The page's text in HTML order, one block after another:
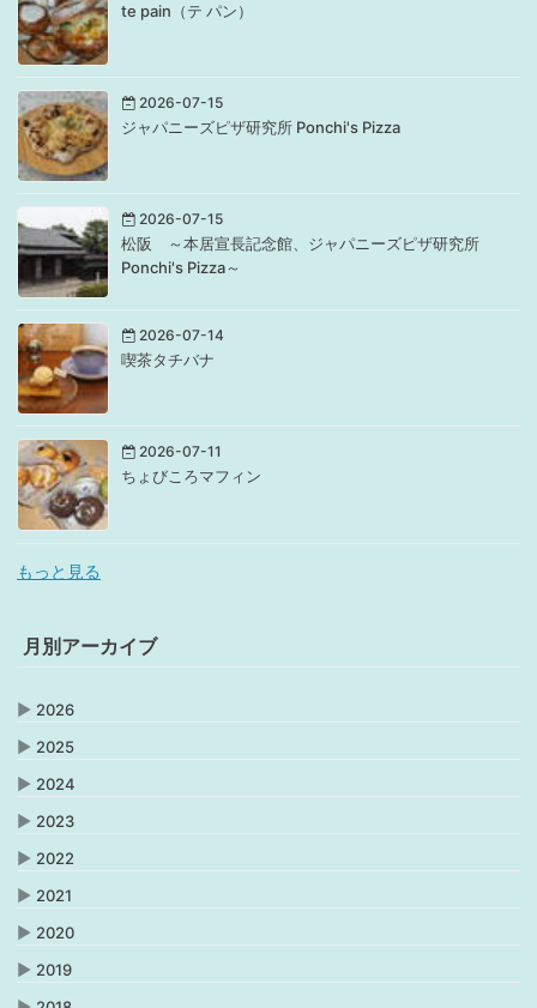
te pain（テ パン）
2026-07-15
ジャパニーズピザ研究所 Ponchi's Pizza
2026-07-15
松阪 ～本居宣長記念館、ジャパニーズピザ研究所
Ponchi's Pizza～
2026-07-14
喫茶タチバナ
2026-07-11
ちょびころマフィン
もっと見る
月別アーカイブ
▶ 2026
▶ 2025
▶ 2024
▶ 2023
▶ 2022
▶ 2021
▶ 2020
▶ 2019